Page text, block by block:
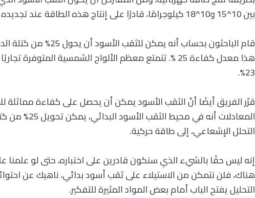
بين 10^15 و10^18 كيلوجرامًا، قادرًا على إنتاج هذه الطاقة عند تجديده بالجسيمات المشحونة.
قام الباحثون بحساب أنه يمكن
هذا معدل كفاءة 25 %. تتمتع معظم الألواح الشمسية
23%.
قرّر الفريق أيضًا أنّ الثقب الأسود يمكن أن يحصل على كفاءة مماثلة
المعادلات أنه في
التحلل الإشعاعي، إلى طاقة حركية.
إنه ليس حقًا بالشيء الذي سنكون قادرين على اختباره، حتى لو علمنا
هناك، فلن نتمكن من الاستيلاء على ثقب أسود بدائي، ناهيك عن
التحليل يفتح الباب أمام بعض المواد المثيرة للتفكير.